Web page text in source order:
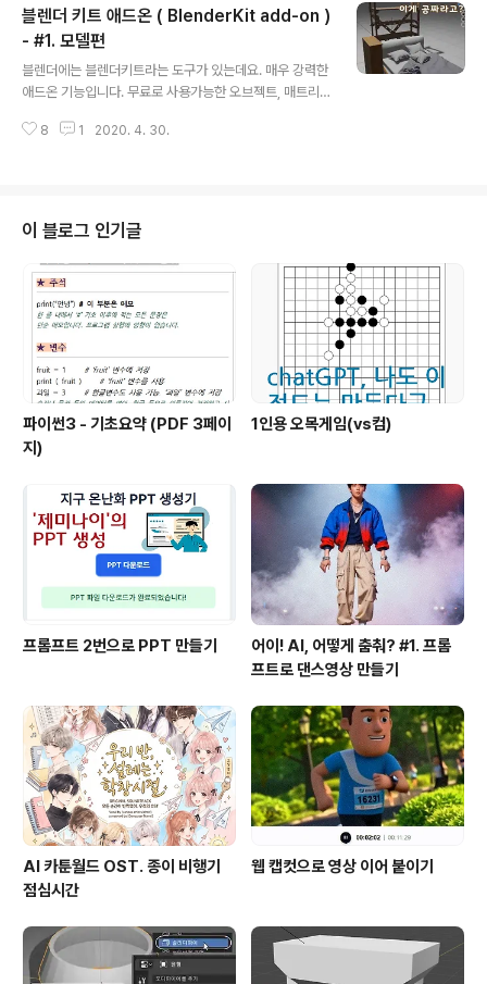
도 사실 무료 컨텐츠에 포함된 도구입니다. 다만 중간 중.. i
tadventure.tistory.com 이번 시간에는 "메트리얼"에
대해서 다루어 보도록 하겠습니다. 블렌더 키트 메트리얼
은 단축키 N 키를 누른 후 BlenderKit 탭을 클릭하실 경
우, 기본 선택 탭에 있는데요. 아랫 부분에는 여러 카테고리
가 나열되어 ..
블렌더 키트 애드온 ( BlenderKit add-on )
- #1. 모델편
블렌더에는 블렌더키트라는 도구가 있는데요. 매우 강력한
애드온 기능입니다. 무료로 사용가능한 오브젝트, 매트리
에 포함된 도구입니다. 다만 중간 중간 유료 컨텐츠가 섞여
드에 생겨난다니 와우~ 꿈만같지 않나요? 블렌더 키트(Bl
enderKit)은 블렌더 2.8의 기본 애드온에 포함되어 있긴
하지만, 그냥 바로 사용할수는 없는데요. 블렌더키트 홈페
이지에 회원가입 및 계정연결, API 키까지 연결해주어야
블렌더키트를 사용할 수 있습니다. 차근차근 사용법을 알
아볼까요? 편집 - 환경 설정... 메..
8 1 2020. 4. 30.
이 블로그 인기글
파이썬3 - 기초요약 (PDF 3페이
지)
1인용 오목게임(vs컴)
프롬프트 2번으로 PPT 만들기
어이! AI, 어떻게 춤춰? #1. 프롬
프트로 댄스영상 만들기
AI 카툰월드 OST. 종이 비행기
점심시간
웹 캡컷으로 영상 이어 붙이기